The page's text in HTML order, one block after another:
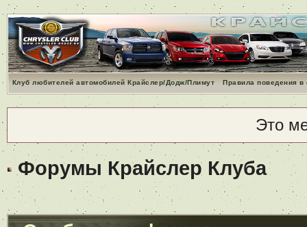
Клуб любителей автомобилей Крайслер/Додж/Плимут Правила поведения
Это
Форумы Крайслер Клуба